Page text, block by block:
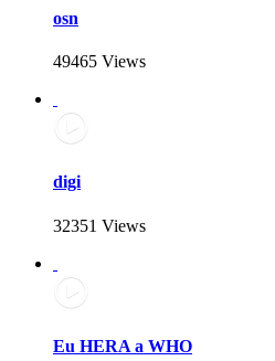
osn
49465 Views
digi
32351 Views
Eu HERA a WHO